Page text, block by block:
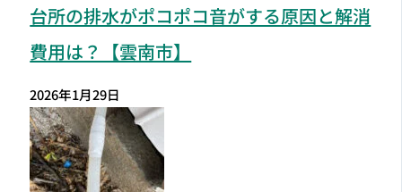
台所の排水がポコポコ音がする原因と解消
費用は？【雲南市】
2026年1月29日